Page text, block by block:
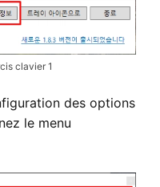
clavier 1
des options
le menu